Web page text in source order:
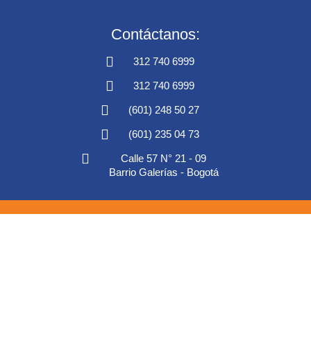
Contáctanos:
312 740 6999
312 740 6999
(601) 248 50 27
(601) 235 04 73
Calle 57 N° 21 - 09
Barrio Galerías - Bogotá